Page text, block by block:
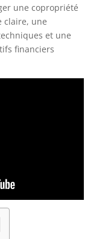
une copropriété
claire, une
et une
financiers